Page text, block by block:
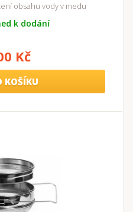
obsahu vody v medu
k dodání
Kč
KOŠÍKU